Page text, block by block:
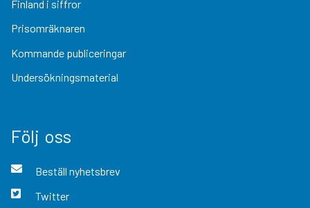
Finland i siffror
Prisomräknaren
Kommande publiceringar
Undersökningsmaterial
Följ oss
Beställ nyhetsbrev
Twitter